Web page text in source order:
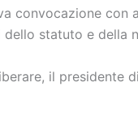
convocazione con
dello statuto e della
il presidente